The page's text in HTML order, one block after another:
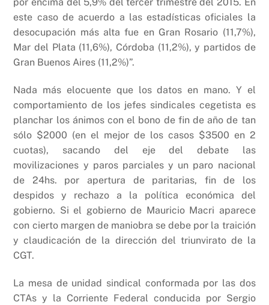
por encima del 5,9% del tercer trimestre del 2015. En
este caso de acuerdo a las estadísticas oficiales la
desocupación más alta fue en Gran Rosario (11,7%),
Mar del Plata (11,6%), Córdoba (11,2%), y partidos de
Gran Buenos Aires (11,2%)”.
Nada más elocuente que los datos en mano. Y el
comportamiento de los jefes sindicales cegetista es
planchar los ánimos con el bono de fin de año de tan
sólo $2000 (en el mejor de los casos $3500 en 2
cuotas), sacando del eje del debate las
movilizaciones y paros parciales y un paro nacional
de 24hs. por apertura de paritarias, fin de los
despidos y rechazo a la política económica del
gobierno. Si el gobierno de Mauricio Macri aparece
con cierto margen de maniobra se debe por la traición
y claudicación de la dirección del triunvirato de la
CGT.
La mesa de unidad sindical conformada por las dos
CTAs y la Corriente Federal conducida por Sergio